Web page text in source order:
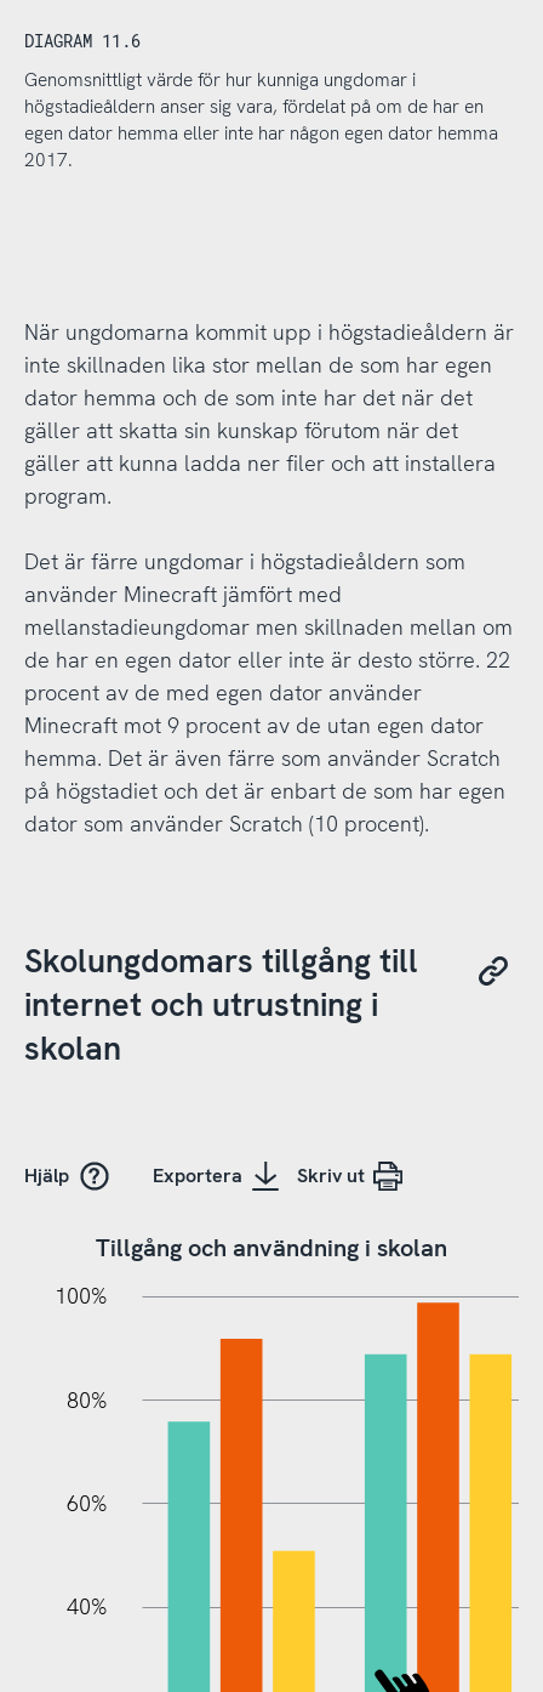
DIAGRAM 11.6
Genomsnittligt värde för hur kunniga ungdomar i
högstadieåldern anser sig vara, fördelat på om de har en
egen dator hemma eller inte har någon egen dator hemma
2017.
När ungdomarna kommit upp i högstadieåldern är
inte skillnaden lika stor mellan de som har egen
dator hemma och de som inte har det när det
gäller att skatta sin kunskap förutom när det
gäller att kunna ladda ner filer och att installera
program.
Det är färre ungdomar i högstadieåldern som
använder Minecraft jämfört med
mellanstadieungdomar men skillnaden mellan om
de har en egen dator eller inte är desto större. 22
procent av de med egen dator använder
Minecraft mot 9 procent av de utan egen dator
hemma. Det är även färre som använder Scratch
på högstadiet och det är enbart de som har egen
dator som använder Scratch (10 procent).
Skolungdomars tillgång till
internet och utrustning i
skolan
Hjälp Exportera Skriv ut
Tillgång och användning i skolan
100%
80%
60%
40%